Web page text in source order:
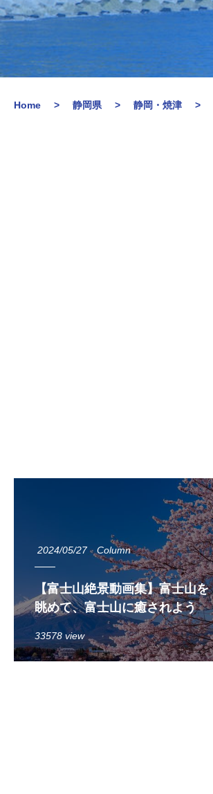
Home 静岡県 静岡・焼津
2024/05/27 Column
【富士山絶景動画集】富士山を
眺めて、富士山に癒されよう
33578 view